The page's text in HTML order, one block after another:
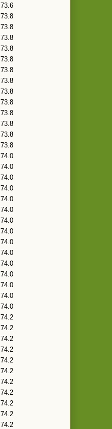
73.6
73.8
73.8
73.8
73.8
73.8
73.8
73.8
73.8
73.8
73.8
73.8
73.8
73.8
74.0
74.0
74.0
74.0
74.0
74.0
74.0
74.0
74.0
74.0
74.0
74.0
74.0
74.0
74.0
74.2
74.2
74.2
74.2
74.2
74.2
74.2
74.2
74.2
74.2
74.2